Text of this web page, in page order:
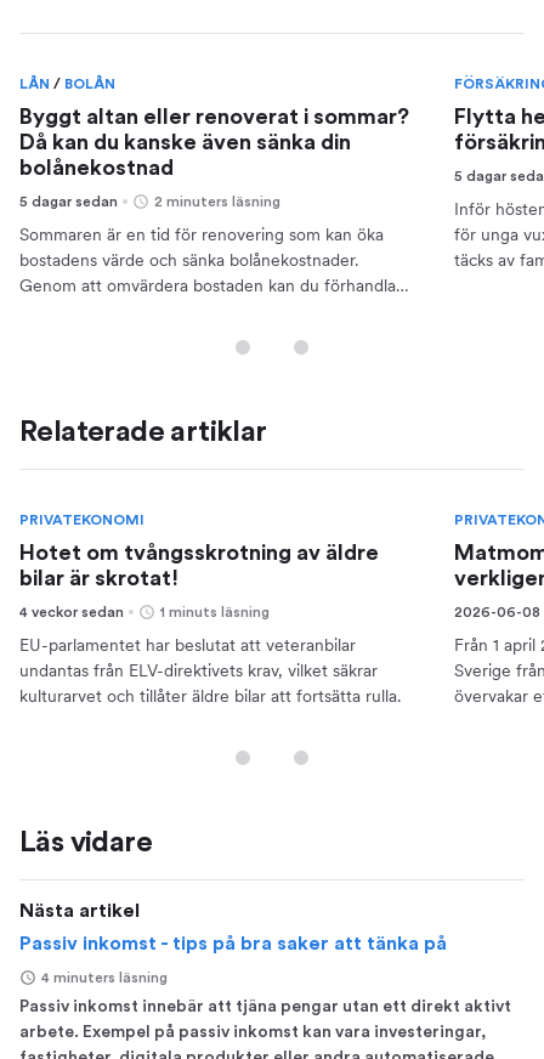
LÅN / BOLÅN
Byggt altan eller renoverat i sommar?
Då kan du kanske även sänka din
bolånekostnad
5 dagar sedan 2 minuters läsning
Sommaren är en tid för renovering som kan öka
bostadens värde och sänka bolånekostnader.
Genom att omvärdera bostaden kan du förhandla
Flytta
5 dagar
Inför
för unga
täcks av
Relaterade artiklar
PRIVATEKONOMI
Hotet om tvångsskrotning av äldre
bilar är skrotat!
4 veckor sedan 1 minuts läsning
EU-parlamentet har beslutat att veteranbilar
undantas från ELV-direktivets krav, vilket säkrar
kulturarvet och tillåter äldre bilar att fortsätta rulla.
2026-06-08
Från 1
Sverige
övervakar
Läs vidare
Nästa artikel
Passiv inkomst - tips på bra saker att tänka på
4 minuters läsning
Passiv inkomst innebär att tjäna pengar utan ett direkt aktivt
arbete. Exempel på passiv inkomst kan vara investeringar,